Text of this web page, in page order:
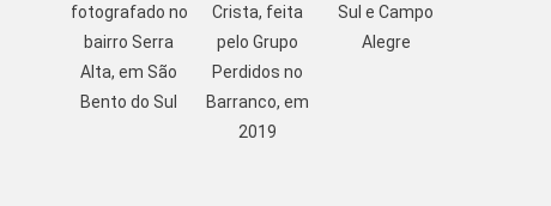
fotografado no
bairro Serra
Alta, em São
Bento do Sul
Crista, feita
pelo Grupo
Perdidos no
Barranco, em
2019
Sul e Campo
Alegre